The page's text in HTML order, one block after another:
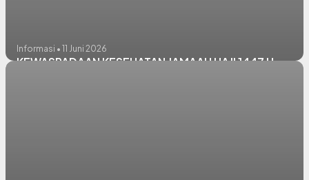
Informasi • 11 Juni 2026
KEWASPADAAN KESEHATAN JAMAAH HAJI 1447 H